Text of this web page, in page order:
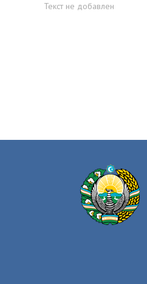
Текст не добавлен